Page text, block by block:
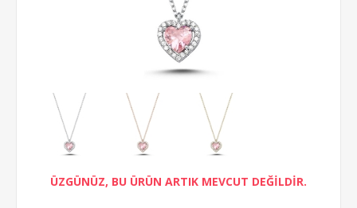
ÜZGÜNÜZ, BU ÜRÜN ARTIK MEVCUT DEĞİLDİR.